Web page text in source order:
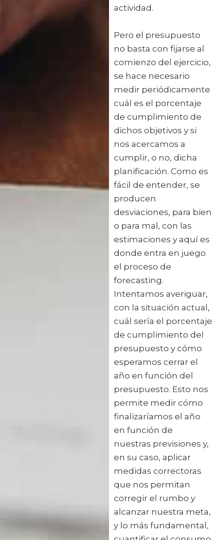
actividad.
Pero el presupuesto
no basta con fijarse al
comienzo del ejercicio,
se hace necesario
medir periódicamente
cuál es el porcentaje
de cumplimiento de
dichos objetivos y si
nos acercamos a
cumplir, o no, dicha
planificación. Como es
fácil de entender, se
producen
desviaciones, para bien
o para mal, con las
estimaciones y aquí es
donde entra en juego
el proceso de
forecasting.
Intentamos averiguar,
con la situación actual,
cuál sería el porcentaje
de cumplimiento del
presupuesto y cómo
esperamos cerrar el
año en función del
presupuesto. Esto nos
permite medir cómo
finalizaríamos el año
en función de
nuestras previsiones y,
en su caso, aplicar
medidas correctoras
que nos permitan
corregir el rumbo y
alcanzar nuestra meta,
y lo más fundamental,